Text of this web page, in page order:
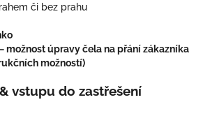
či bez prahu
možnost úpravy čela na přání zákazníka
možností)
vstupu do zastřešení